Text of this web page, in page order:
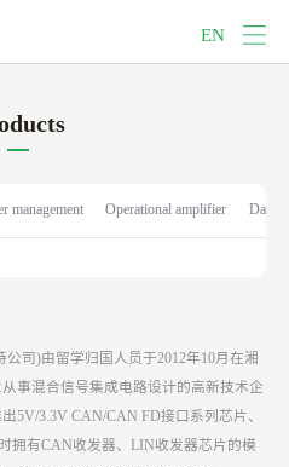
EN
management Operational amplifier Data
司)由留学归国人员于2012年10月在湘
事混合信号集成电路设计的高新技术企
5V/3.3V CAN/CAN FD接口系列芯片、
拥有CAN收发器、LIN收发器芯片的模